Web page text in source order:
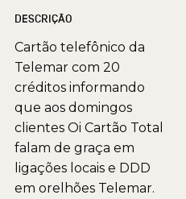
DESCRIÇÃO
Cartão telefônico da
Telemar com 20
créditos informando
que aos domingos
clientes Oi Cartão Total
falam de graça em
ligações locais e DDD
em orelhões Telemar.